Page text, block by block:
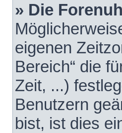
» Die
eigenen
Bereich“ die
Zeit, ...)
Benutzern
bist, ist dies